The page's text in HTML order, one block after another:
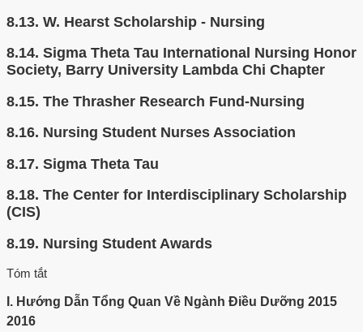
8.13. W. Hearst Scholarship - Nursing
8.14. Sigma Theta Tau International Nursing Honor
Society, Barry University Lambda Chi Chapter
8.15. The Thrasher Research Fund-Nursing
8.16. Nursing Student Nurses Association
8.17. Sigma Theta Tau
8.18. The Center for Interdisciplinary Scholarship
(CIS)
8.19. Nursing Student Awards
Tóm tắt
I. Hướng Dẫn Tổng Quan Về Ngành Điều Dưỡng 2015
2016